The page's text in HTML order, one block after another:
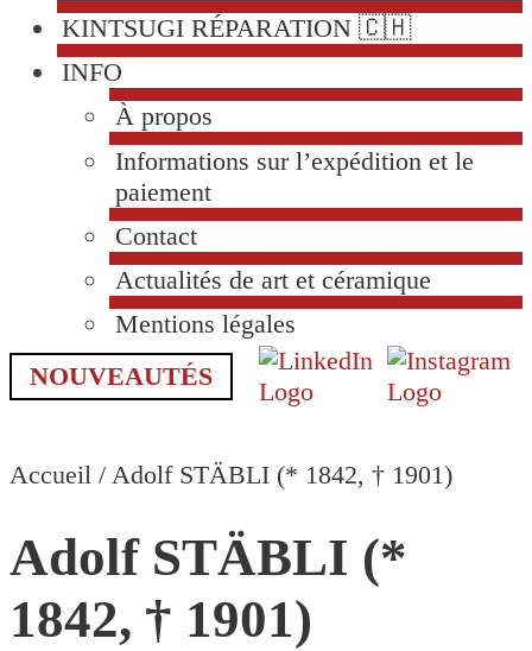
KINTSUGI RÉPARATION 🇨🇭
INFO
À propos
Informations sur l’expédition et le
paiement
Contact
Actualités de art et céramique
Mentions légales
NOUVEAUTÉS
Accueil / Adolf STÄBLI (* 1842, † 1901)
Adolf STÄBLI (*
1842, † 1901)